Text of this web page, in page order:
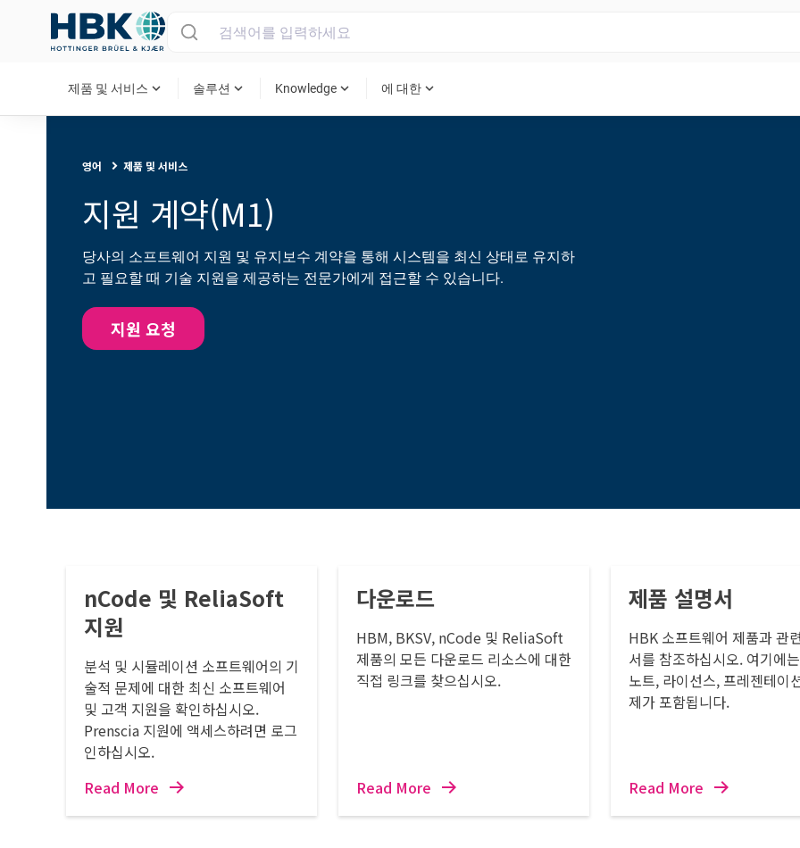
제품 및 서비스 expand_more 솔루션 expand_more Knowledge expand_more 에 대한 expand_more
영어 제품 및 서비스
지원 계약(M1)
당사의 소프트웨어 지원 및 유지보수 계약을 통해 시스템을 최신 상태로 유지하
고 필요할 때 기술 지원을 제공하는 전문가에게 접근할 수 있습니다.
지원 요청
nCode 및 ReliaSoft
지원
분석 및 시뮬레이션 소프트웨어의 기
술적 문제에 대한 최신 소프트웨어
및 고객 지원을 확인하십시오.
Prenscia 지원에 액세스하려면 로그
인하십시오.
Read More
다운로드
HBM, BKSV, nCode 및 ReliaSoft
제품의 모든 다운로드 리소스에 대한
직접 링크를 찾으십시오.
Read More
제품 설명서
HBK 소프트웨어 제품과 관
서를 참조하십시오. 여기에
노트, 라이선스, 프레젠테이
제가 포함됩니다.
Read More